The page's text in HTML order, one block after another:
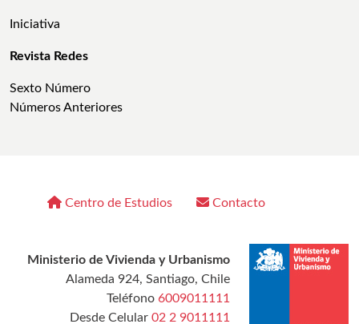
Iniciativa
Revista Redes
Sexto Número
Números Anteriores
Centro de Estudios Contacto
Ministerio de Vivienda y Urbanismo
Alameda 924, Santiago, Chile
Teléfono 6009011111
Desde Celular 02 2 9011111